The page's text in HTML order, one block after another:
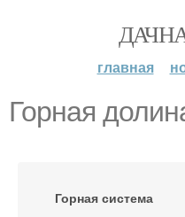
главная
Горная
Горная система